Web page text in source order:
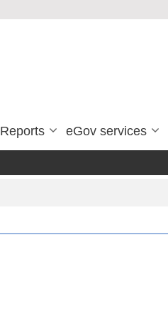
Reports eGov services